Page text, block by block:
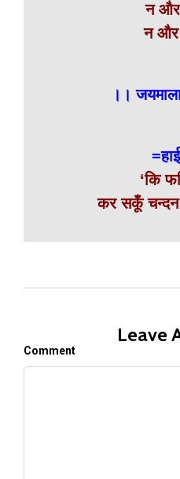
न और
न और
।।
‘कि
कर सकूँ चन्दन
Leave
Comment